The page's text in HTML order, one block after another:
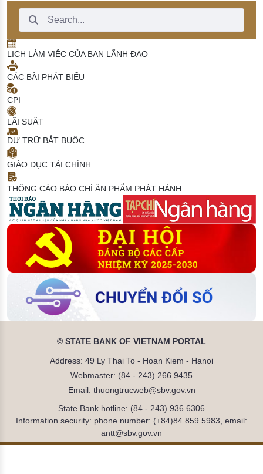
Search Bar
LỊCH LÀM VIỆC CỦA BAN LÃNH ĐẠO
CÁC BÀI PHÁT BIỂU
CPI
LÃI SUẤT
DỰ TRỮ BẮT BUỘC
GIÁO DỤC TÀI CHÍNH
THÔNG CÁO BÁO CHÍ ẤN PHẨM PHÁT HÀNH
© STATE BANK OF VIETNAM PORTAL
Address: 49 Ly Thai To - Hoan Kiem - Hanoi
Webmaster: (84 - 243) 266.9435
Email: thuongtrucweb@sbv.gov.vn
State Bank hotline: (84 - 243) 936.6306
Information security: phone number: (+84)84.859.5983, email:
antt@sbv.gov.vn